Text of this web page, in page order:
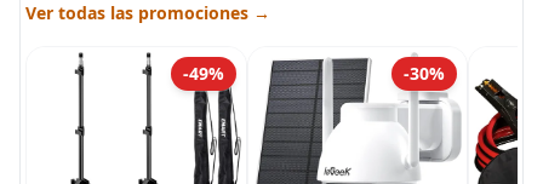
Ver todas las promociones →
-49% -30%